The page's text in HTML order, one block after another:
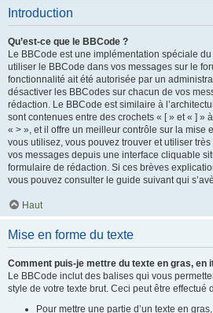
Introduction
Qu’est-ce que le BBCode ?
Le BBCode est une implémentation spéciale
utiliser le BBCode dans vos messages sur le
fonctionnalité ait été autorisée par un
désactiver les BBCodes sur chacun de vos
rédaction. Le BBCode est similaire à
sont contenues entre des crochets « [ » et « ] »
« > », et il offre un meilleur contrôle sur la mise
vous utilisez, vous pouvez trouver et utiliser
vos messages depuis une interface cliquable
formulaire de rédaction. Si ces brèves
vous pouvez consulter le guide suivant qui
Haut
Mise en forme du texte
Comment puis-je mettre du texte en gras, en
Le BBCode inclut des balises qui vous
style de votre texte brut. Ceci peut être effectué
Pour mettre une partie d’un texte en